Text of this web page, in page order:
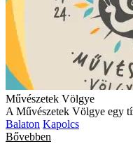
Művészetek Völgye
A Művészetek Völgye egy
Balaton Kapolcs
Bővebben